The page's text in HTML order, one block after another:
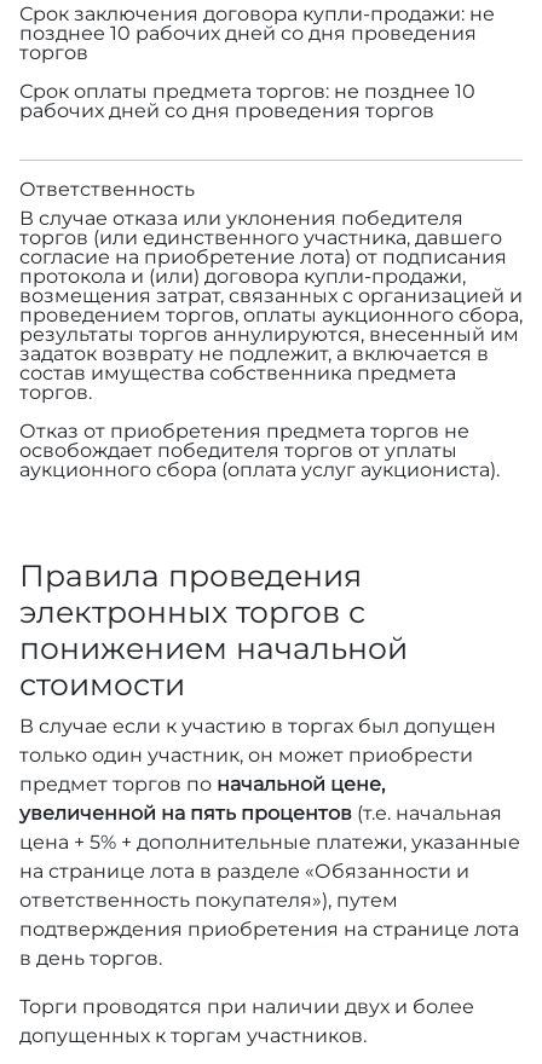
Срок заключения договора купли-продажи: не
позднее 10 рабочих дней со дня проведения
торгов
Срок оплаты предмета торгов: не позднее 10
рабочих дней со дня проведения торгов
Ответственность
В случае отказа или уклонения победителя
торгов (или единственного участника, давшего
согласие на приобретение лота) от подписания
протокола и (или) договора купли-продажи,
возмещения затрат, связанных с организацией и
проведением торгов, оплаты аукционного сбора,
результаты торгов аннулируются, внесенный им
задаток возврату не подлежит, а включается в
состав имущества собственника предмета
торгов.
Отказ от приобретения предмета торгов не
освобождает победителя торгов от уплаты
аукционного сбора (оплата услуг аукциониста).
Правила проведения
электронных торгов с
понижением начальной
стоимости
В случае если к участию в торгах был допущен
только один участник, он может приобрести
предмет торгов по начальной цене,
увеличенной на пять процентов (т.е. начальная
цена + 5% + дополнительные платежи, указанные
на странице лота в разделе «Обязанности и
ответственность покупателя»), путем
подтверждения приобретения на странице лота
в день торгов.
Торги проводятся при наличии двух и более
допущенных к торгам участников.